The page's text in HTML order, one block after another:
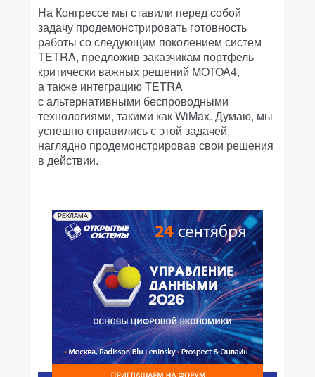
На Конгрессе мы ставили перед собой
задачу продемонстрировать готовность
работы со следующим поколением систем
TETRA, предложив заказчикам портфель
критически важных решений MOTOA4,
а также интеграцию TETRA
с альтернативными беспроводными
технологиями, такими как WiMax. Думаю, мы
успешно справились с этой задачей,
наглядно продемонстрировав свои решения
в действии.
РЕКЛАМА